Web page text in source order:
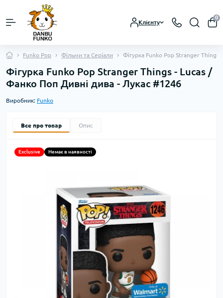
Клієнту
0
Funko Pop Фільми та Серіали Фігурка Funko Pop Stranger
Фігурка Funko Pop Stranger Things - Lucas /
Фанко Поп Дивні дива - Лукас #1246
Виробник: Funko
Все про товар Опис
Exclusive Немає в наявності